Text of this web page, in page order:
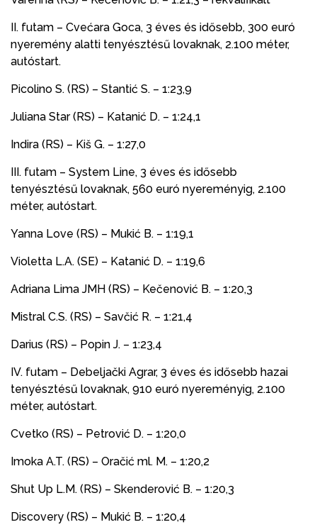
II. futam – Cvećara Goca, 3 éves és idősebb, 300 euró
nyeremény alatti tenyésztésű lovaknak, 2.100 méter,
autóstart.
Picolino S. (RS) – Stantić S. – 1:23,9
Juliana Star (RS) – Katanić D. – 1:24,1
Indira (RS) – Kiš G. – 1:27,0
III. futam – System Line, 3 éves és idősebb
tenyésztésű lovaknak, 560 euró nyereményig, 2.100
méter, autóstart.
Yanna Love (RS) – Mukić B. – 1:19,1
Violetta L.A. (SE) – Katanić D. – 1:19,6
Adriana Lima JMH (RS) – Kečenović B. – 1:20,3
Mistral C.S. (RS) – Savčić R. – 1:21,4
Darius (RS) – Popin J. – 1:23,4
IV. futam – Debeljački Agrar, 3 éves és idősebb hazai
tenyésztésű lovaknak, 910 euró nyereményig, 2.100
méter, autóstart.
Cvetko (RS) – Petrović D. – 1:20,0
Imoka A.T. (RS) – Oračić ml. M. – 1:20,2
Shut Up L.M. (RS) – Skenderović B. – 1:20,3
Discovery (RS) – Mukić B. – 1:20,4